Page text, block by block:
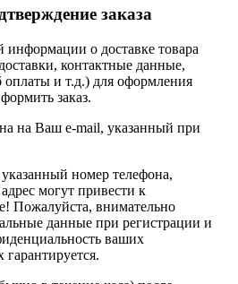
заказа
информации о доставке товара
контактные данные,
оплаты и т.д.) для оформления
заказ.
на Ваш e-mail, указанный при
номер телефона,
могут привести к
Пожалуйста, внимательно
данные при регистрации и
ваших